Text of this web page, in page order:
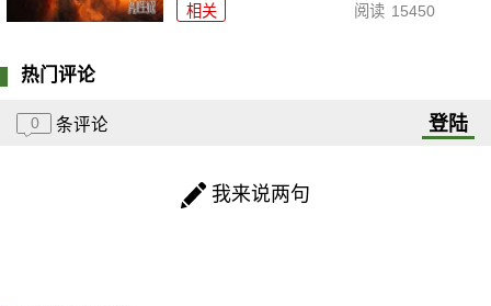
相关 阅读 15450
热门评论
0 条评论 登陆
我来说两句